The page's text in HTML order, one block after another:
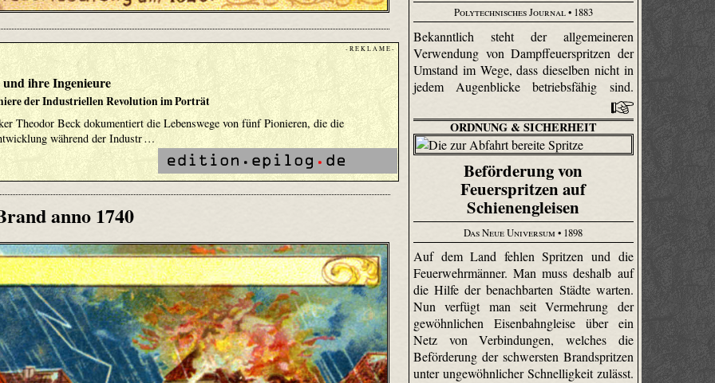
- R E K L A M E -
ihre Ingenieure
der Industriellen Revolution im Porträt
Theodor Beck dokumentiert die Lebenswege von fünf Pionieren, die die
während der Industr …
anno 1740
Polytechnisches Journal• 1883
Bekanntlich steht der allgemeineren
Verwendung von Dampffeuerspritzen der
Umstand im Wege, dass dieselben nicht in
jedem Augenblicke betriebsfähig sind.
ORDNUNG & SICHERHEIT
Beförderung von
Feuerspritzen auf
Schienengleisen
Das Neue Universum • 1898
Auf dem Land fehlen Spritzen und die
Feuerwehrmänner. Man muss deshalb auf
die Hilfe der benachbarten Städte warten.
Nun verfügt man seit Vermehrung der
gewöhnlichen Eisenbahngleise über ein
Netz von Verbindungen, welches die
Beförderung der schwersten Brandspritzen
unter ungewöhnlicher Schnelligkeit zulässt.